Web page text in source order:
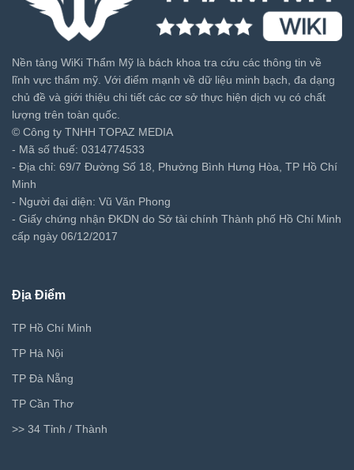
Nền tảng WiKi Thẩm Mỹ là bách khoa tra cứu các thông tin về
lĩnh vực thẩm mỹ. Với điểm mạnh về dữ liệu minh bạch, đa dạng
chủ đề và giới thiệu chi tiết các cơ sở thực hiện dịch vụ có chất
lượng trên toàn quốc.
© Công ty TNHH TOPAZ MEDIA
- Mã số thuế: 0314774533
- Địa chỉ: 69/7 Đường Số 18, Phường Bình Hưng Hòa, TP Hồ Chí
Minh
- Người đại diện: Vũ Văn Phong
- Giấy chứng nhận ĐKDN do Sở tài chính Thành phố Hồ Chí Minh
cấp ngày 06/12/2017
Địa Điểm
TP Hồ Chí Minh
TP Hà Nội
TP Đà Nẵng
TP Cần Thơ
>> 34 Tỉnh / Thành